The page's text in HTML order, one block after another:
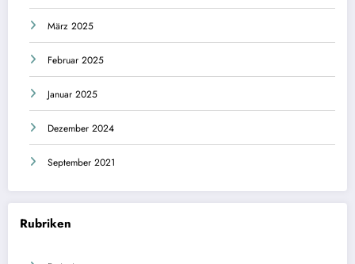
März 2025
Februar 2025
Januar 2025
Dezember 2024
September 2021
Rubriken